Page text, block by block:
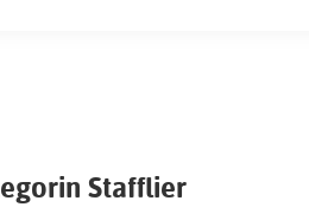
Stafflier